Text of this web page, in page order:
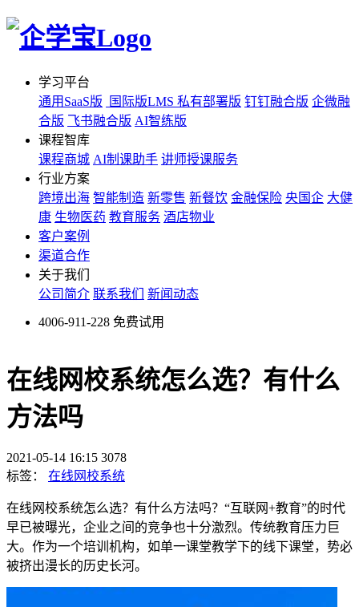
学习平台
通用SaaS版
国际版LMS 私有部署版 钉钉融合版 企微融
合版 飞书融合版 AI智练版
课程智库
课程商城 AI制课助手 讲师授课服务
行业方案
跨境出海 智能制造 新零售 新餐饮 金融保险 央国企 大健
康 生物医药 教育服务 酒店物业
客户案例
渠道合作
关于我们
公司简介 联系我们 新闻动态
4006-911-228 免费试用
在线网校系统怎么选？有什么
方法吗
2021-05-14 16:15 3078
标签：
在线网校系统
在线网校系统怎么选？有什么方法吗？“互联网+教育”的时代
早已被曝光，企业之间的竞争也十分激烈。传统教育压力巨
大。作为一个培训机构，如单一课堂教学下的线下课堂，势必
被挤出漫长的历史长河。